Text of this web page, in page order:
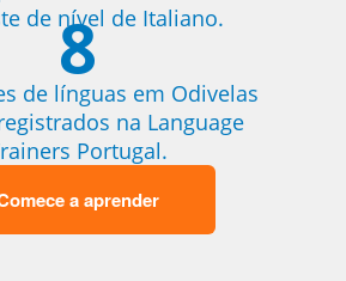
de nível de Italiano.
8
de línguas em Odivelas
na Language
Portugal.
a aprender